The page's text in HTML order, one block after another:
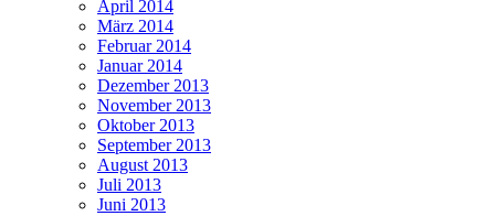
April 2014
März 2014
Februar 2014
Januar 2014
Dezember 2013
November 2013
Oktober 2013
September 2013
August 2013
Juli 2013
Juni 2013